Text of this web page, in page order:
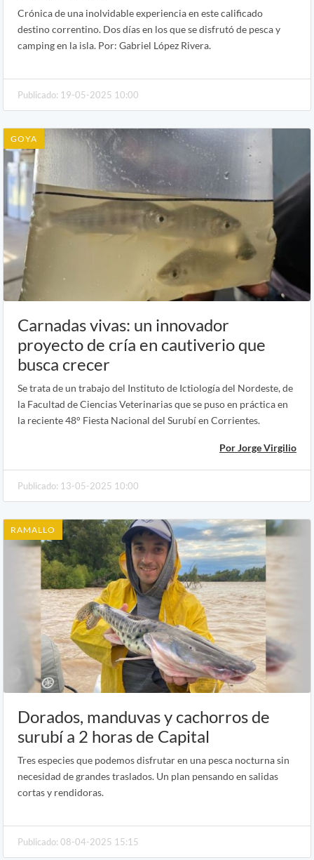
Crónica de una inolvidable experiencia en este calificado
destino correntino. Dos días en los que se disfrutó de pesca y
camping en la isla. Por: Gabriel López Rivera.
Publicado: 19-05-2025 10:00
GOYA
Carnadas vivas: un innovador
proyecto de cría en cautiverio que
busca crecer
Se trata de un trabajo del Instituto de Ictiología del Nordeste, de
la Facultad de Ciencias Veterinarias que se puso en práctica en
la reciente 48° Fiesta Nacional del Surubí en Corrientes.
Por Jorge Virgilio
Publicado: 13-05-2025 10:00
RAMALLO
Dorados, manduvas y cachorros de
surubí a 2 horas de Capital
Tres especies que podemos disfrutar en una pesca nocturna sin
necesidad de grandes traslados. Un plan pensando en salidas
cortas y rendidoras.
Publicado: 08-04-2025 15:15